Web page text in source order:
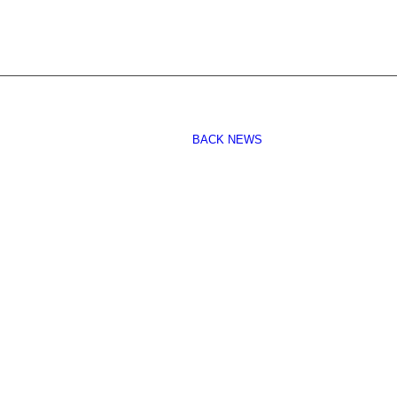
BACK NEWS